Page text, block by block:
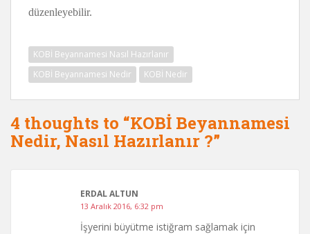
düzenleyebilir.
KOBİ Beyannamesi Nasıl Hazırlanır
KOBİ Beyannamesi Nedir
KOBİ Nedir
4 thoughts to “KOBİ Beyannamesi
Nedir, Nasıl Hazırlanır ?”
ERDAL ALTUN
13 Aralık 2016, 6:32 pm
İşyerini büyütme istiğram sağlamak için